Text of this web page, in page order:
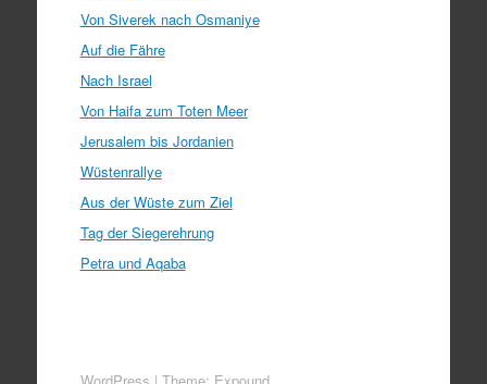
Von Siverek nach Osmaniye
Auf die Fähre
Nach Israel
Von Haifa zum Toten Meer
Jerusalem bis Jordanien
Wüstenrallye
Aus der Wüste zum Ziel
Tag der Siegerehrung
Petra und Aqaba